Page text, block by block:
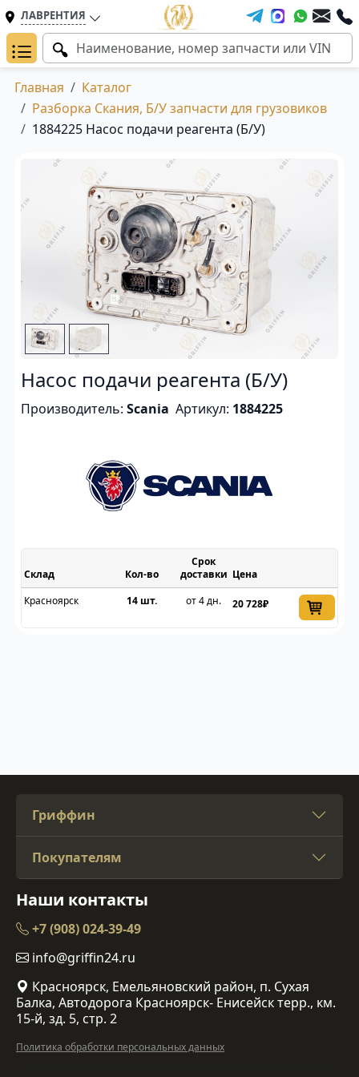
ЛАВРЕНТИЯ
Главная
Каталог
Разборка Скания, Б/У запчасти для грузовиков
1884225 Насос подачи реагента (Б/У)
Насос подачи реагента (Б/У)
Производитель: Scania Артикул: 1884225
Склад
Срок
доставки Цена
Красноярск
14 шт. от 4 дн. 20 728₽
Гриффин
Покупателям
Наши контакты
+7 (908) 024-39-49
info@griffin24.ru
Красноярск, Емельяновский район, п. Сухая
Балка, Автодорога Красноярск- Енисейск терр., км.
15-й, зд. 5, стр. 2
Политика обработки персональных данных